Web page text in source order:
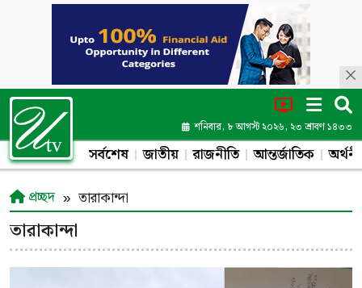
শনিবার, ৮ আগস্ট ২০২৬, ২৩ শ্রাবণ ১৪৩৩
সর্বশেষ জাতীয় রাজনীতি আন্তর্জাতিক
প্রচ্ছদ
তারাকান্দা
তারাকান্দা